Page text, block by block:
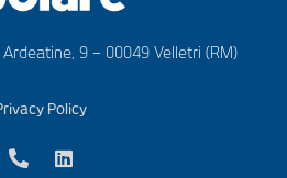
9 – 00049 Velletri (RM)
Policy